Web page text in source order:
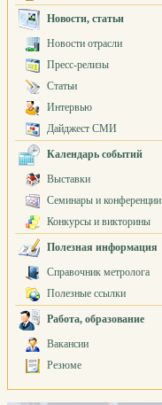
Новости, статьи
Новости отрасли
Пресс-релизы
Статьи
Интервью
Дайджест СМИ
Календарь событий
Выставки
Семинары и конференции
Конкурсы и викторины
Полезная информация
Справочник метролога
Полезные ссылки
Работа, образование
Вакансии
Резюме